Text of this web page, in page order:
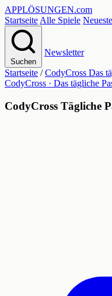
APPLÖSUNGEN.com
Startseite Alle Spiele Neueste
Suchen
Newsletter
Startseite / CodyCross Das
CodyCross · Das tägliche
CodyCross Tägliche